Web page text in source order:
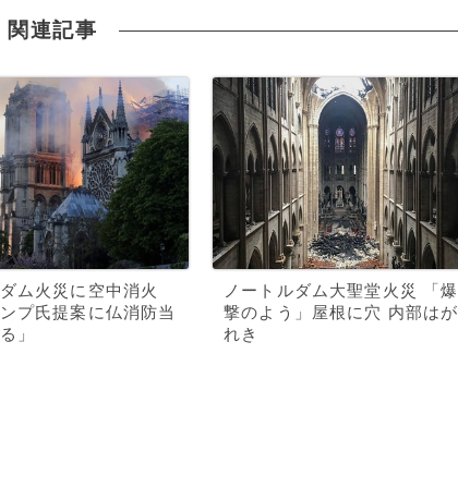
関連記事
ム火災に空中消火
プ氏提案に仏消防当
」
ノートルダム大聖堂火災 「爆
撃のよう」屋根に穴 内部はが
れき